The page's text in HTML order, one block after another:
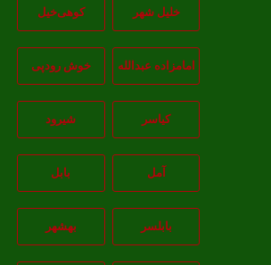
خلیل شهر کوهی‌خیل
امامزاده عبدالله خوش رودپی
کیاسر شیرود
بابلسر بهشهر